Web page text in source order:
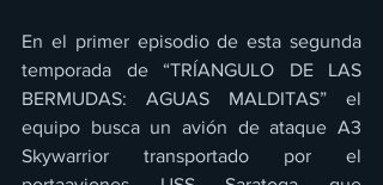
En el primer episodio de esta segunda
temporada de “TRÍANGULO DE LAS
BERMUDAS: AGUAS MALDITAS” el
equipo busca un avión de ataque A3
Skywarrior transportado por el